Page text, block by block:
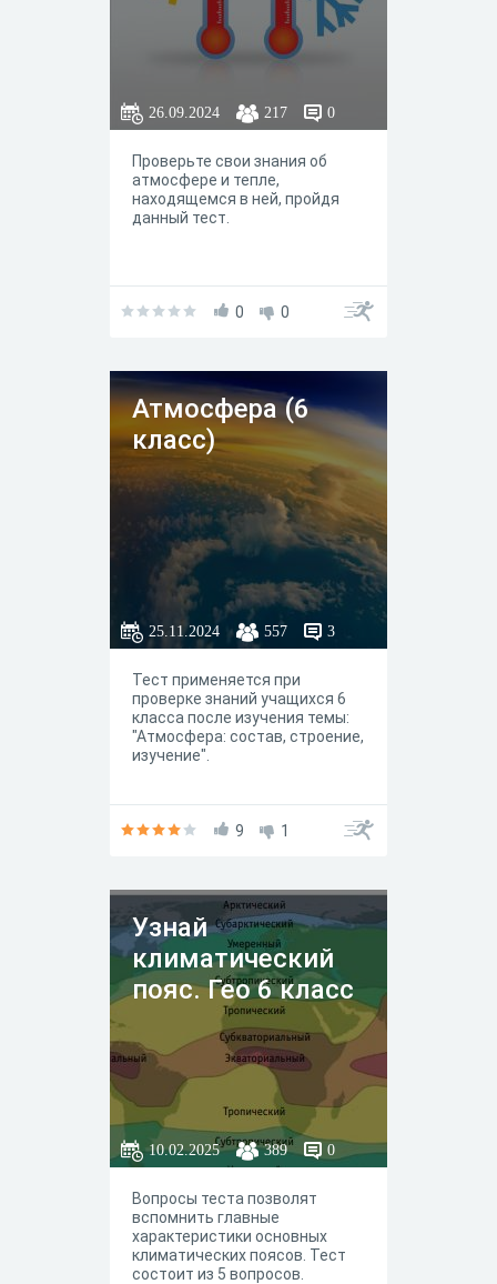
26.09.2024 217 0
Проверьте свои знания об
атмосфере и тепле,
находящемся в ней, пройдя
данный тест.
0 0
Атмосфера (6
класс)
25.11.2024 557 3
Тест применяется при
проверке знаний учащихся 6
класса после изучения темы:
"Атмосфера: состав, строение,
изучение".
9 1
Узнай
климатический
пояс. Гео 6 класс
10.02.2025 389 0
Вопросы теста позволят
вспомнить главные
характеристики основных
климатических поясов. Тест
состоит из 5 вопросов.